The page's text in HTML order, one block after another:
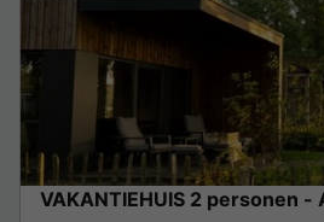
VAKANTIEHUIS 2 personen -